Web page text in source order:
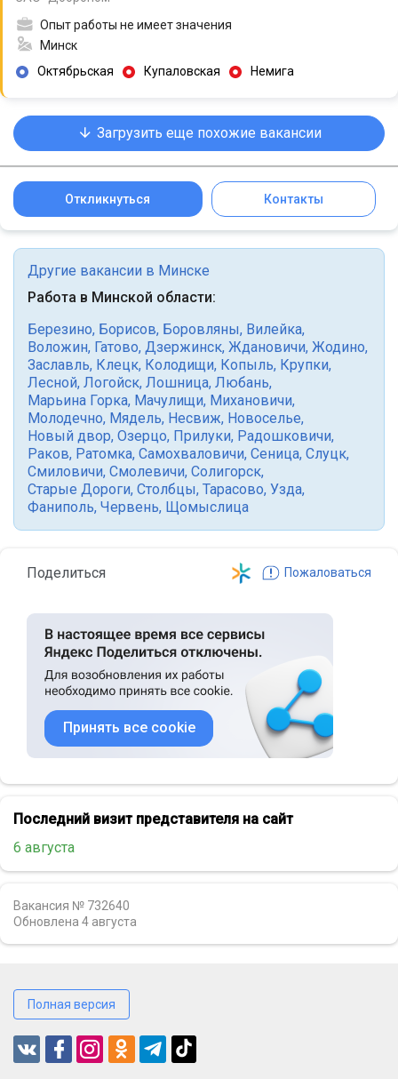
Опыт работы не имеет значения
Минск
Октябрьская
Купаловская Немига
Загрузить еще похожие вакансии
Откликнуться Контакты
Другие вакансии в Минске
Работа в Минской области:
Березино, Борисов, Боровляны, Вилейка,
Воложин, Гатово, Дзержинск, Ждановичи, Жодино,
Заславль, Клецк, Колодищи, Копыль, Крупки,
Лесной, Логойск, Лошница, Любань,
Марьина Горка, Мачулищи, Михановичи,
Молодечно, Мядель, Несвиж, Новоселье,
Новый двор, Озерцо, Прилуки, Радошковичи,
Раков, Ратомка, Самохваловичи, Сеница, Слуцк,
Смиловичи, Смолевичи, Солигорск,
Старые Дороги, Столбцы, Тарасово, Узда,
Фаниполь, Червень, Щомыслица
Поделиться Пожаловаться
Принять все cookie
Последний визит представителя на сайт
6 августа
Вакансия № 732640
Обновлена 4 августа
Полная версия